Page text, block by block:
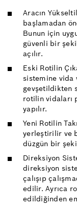
Aracın
başlamadan
Bunun için
güvenli bir
açılır.
Eski Rotilin
sistemine vida
gevşetildikten
rotilin vidaları
yapılır.
Yeni Rotilin
yerleştirilir ve
düzgün bir
Direksiyon
direksiyon
çalışıp
edilir. Ayrıca
edildiğinden